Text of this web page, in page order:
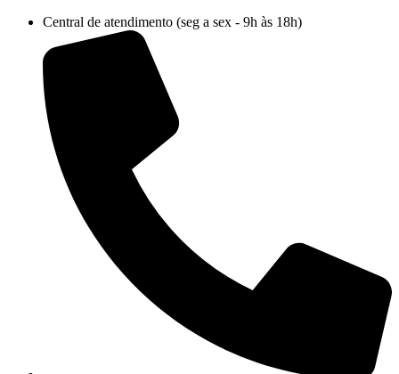
conteúdo
Central de atendimento (seg a sex - 9h às 18h)